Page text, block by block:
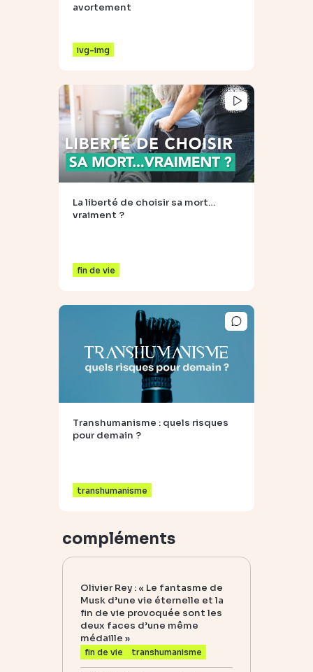
avortement
ivg-img
La liberté de choisir sa mort…
vraiment ?
fin de vie
Transhumanisme : quels risques
pour demain ?
transhumanisme
compléments
Olivier Rey : « Le fantasme de
Musk d’une vie éternelle et la
fin de vie provoquée sont les
deux faces d’une même
médaille »
fin de vie transhumanisme